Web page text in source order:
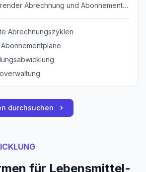
Abrechnung und Abonnements
Abrechnungszyklen
durchsuchen
für Lebensmittel-